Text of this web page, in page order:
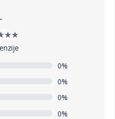
-
0%
0%
0%
0%